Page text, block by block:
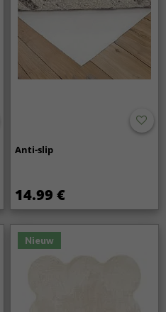
Anti-slip
14.99 €
Nieuw